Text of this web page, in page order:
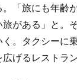
「旅にも年齢
がある」と。
。タクシーに
げるレストラ